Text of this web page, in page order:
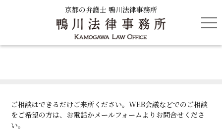
京都の弁護士 鴨川法律事務所
ご相談はできるだけご来所ください。WEB会議などでのご相談
をご希望の方は、お電話かメールフォームよりお問合せくださ
い。